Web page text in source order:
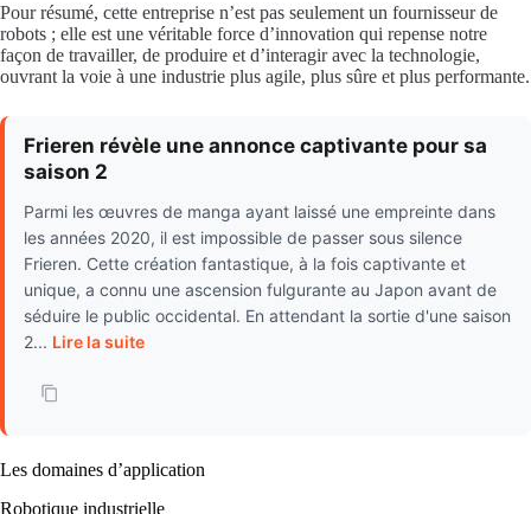
Pour résumé, cette entreprise n’est pas seulement un fournisseur de
robots ; elle est une véritable force d’innovation qui repense notre
façon de travailler, de produire et d’interagir avec la technologie,
ouvrant la voie à une industrie plus agile, plus sûre et plus performante.
Frieren révèle une annonce captivante pour sa
saison 2
Parmi les œuvres de manga ayant laissé une empreinte dans
les années 2020, il est impossible de passer sous silence
Frieren. Cette création fantastique, à la fois captivante et
unique, a connu une ascension fulgurante au Japon avant de
séduire le public occidental. En attendant la sortie d'une saison
2... Lire la suite
Les domaines d’application
Robotique industrielle